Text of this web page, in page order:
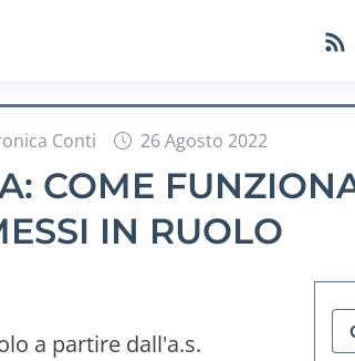
Conti 26 Agosto 2022
COME
IN RUOLO
a partire dall'a.s.